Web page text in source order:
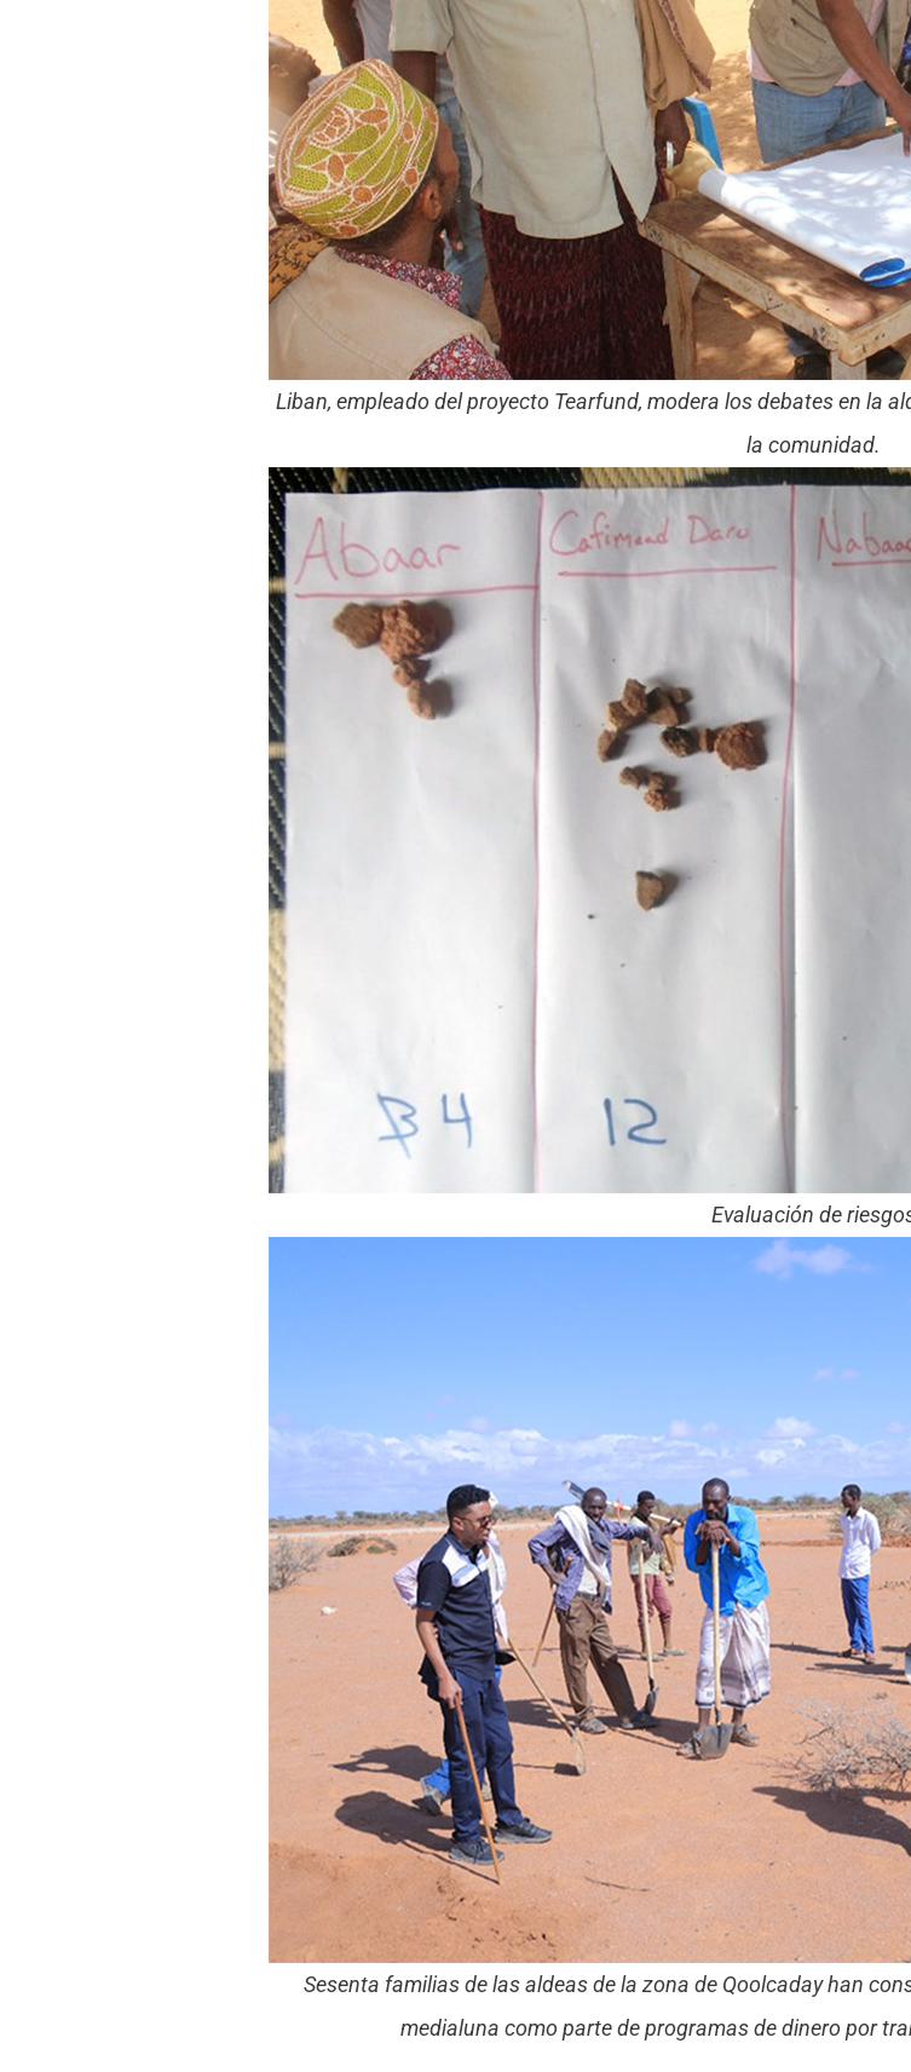
Liban, empleado del proyecto Tearfund, modera los debates en la
la comunidad.
Evaluación de
Sesenta familias de las aldeas de la zona de Qoolcaday han
medialuna como parte de programas de dinero por